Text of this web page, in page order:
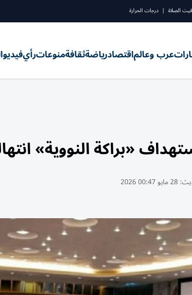
الصلاة | درجات الحرارة
عرب وعالماقتصادرياضةثقافةمنوعاترأيفيديو
«براكة النووية»
28 مايو 00:47 2026